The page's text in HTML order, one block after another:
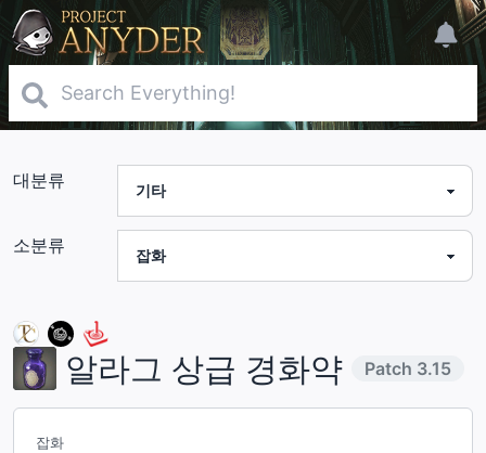
대분류
소분류
알라그 상급 경화약 Patch 3.15
잡화